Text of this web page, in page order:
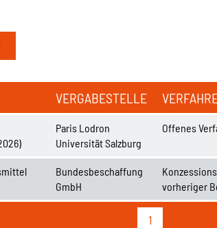
VERGABESTELLE
Paris Lodron
Universität Salzburg
Offenes
Bundesbeschaffung
GmbH
vorheriger
1